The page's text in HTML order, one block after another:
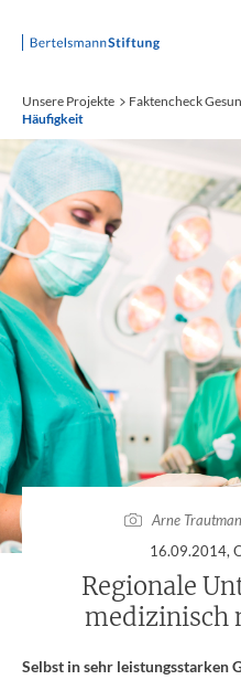
Startseite
Unsere Projekte Faktencheck
Häufigkeit
Arne
16.09.2014,
Regionale
medizinisch
Selbst in sehr leistungsstarken